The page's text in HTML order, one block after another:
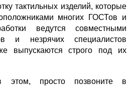
тактильных изделий, которые
многих ГОСТов и
ведутся совместными
и незрячих специалистов
выпускаются строго под их
этом, просто позвоните в